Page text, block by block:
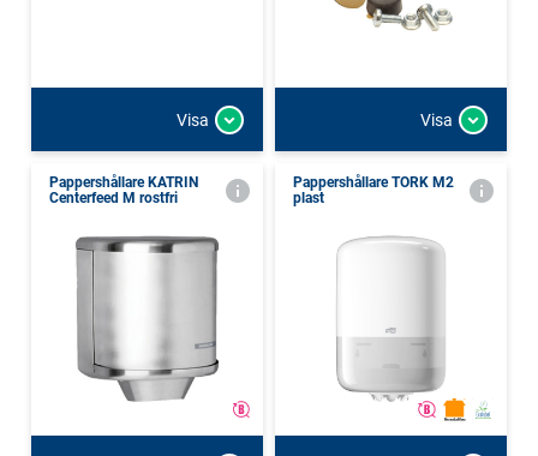
Visa Visa
Pappershållare KATRIN
Centerfeed M rostfri
Pappershållare TORK M2
plast